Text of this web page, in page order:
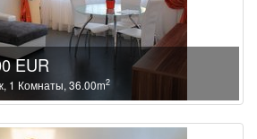
EUR
1 Комнаты, 36.00m2